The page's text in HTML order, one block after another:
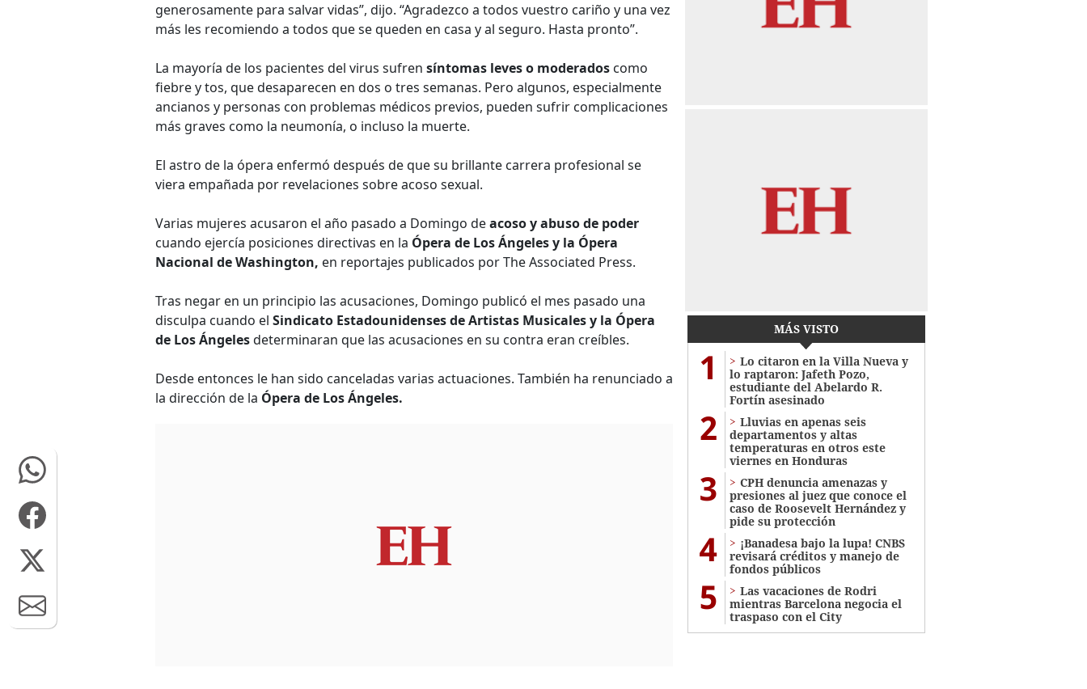
generosamente para salvar vidas”, dijo. “Agradezco a todos vuestro cariño y una vez
más les recomiendo a todos que se queden en casa y al seguro. Hasta pronto”.
La mayoría de los pacientes del virus sufren síntomas leves o moderados como
fiebre y tos, que desaparecen en dos o tres semanas. Pero algunos, especialmente
ancianos y personas con problemas médicos previos, pueden sufrir complicaciones
más graves como la neumonía, o incluso la muerte.
El astro de la ópera enfermó después de que su brillante carrera profesional se
viera empañada por revelaciones sobre acoso sexual.
Varias mujeres acusaron el año pasado a Domingo deacoso y abuso de poder
cuando ejercía posiciones directivas en la Ópera de Los Ángeles y la Ópera
Nacional de Washington, en reportajes publicados por The Associated Press.
Tras negar en un principio las acusaciones, Domingo publicó el mes pasado una
disculpa cuando el Sindicato Estadounidenses de Artistas Musicales y la Ópera
de Los Ángelesdeterminaran que las acusaciones en su contra eran creíbles.
Desde entonces le han sido canceladas varias actuaciones. También ha renunciado a
la dirección de la Ópera de Los Ángeles.
MÁS VISTO
1
Lo citaron en la Villa Nueva y
lo raptaron: Jafeth Pozo,
estudiante del Abelardo R.
Fortín asesinado
2
Lluvias en apenas seis
departamentos y altas
temperaturas en otros este
viernes en Honduras
3
CPH denuncia amenazas y
presiones al juez que conoce el
caso de Roosevelt Hernández y
pide su protección
4
¡Banadesa bajo la lupa! CNBS
revisará créditos y manejo de
fondos públicos
5
Las vacaciones de Rodri
mientras Barcelona negocia el
traspaso con el City